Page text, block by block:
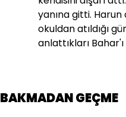
yanına gitti.
okuldan atıldığı
anlattıkları
BAKMADAN GEÇME